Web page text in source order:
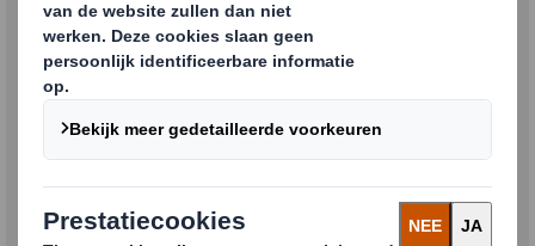
Ontdek jouw nieuwe
carrière bij DS Smith
Jobs in Nederland